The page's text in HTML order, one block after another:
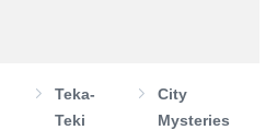
Teka-
Teki
City
Mysteries